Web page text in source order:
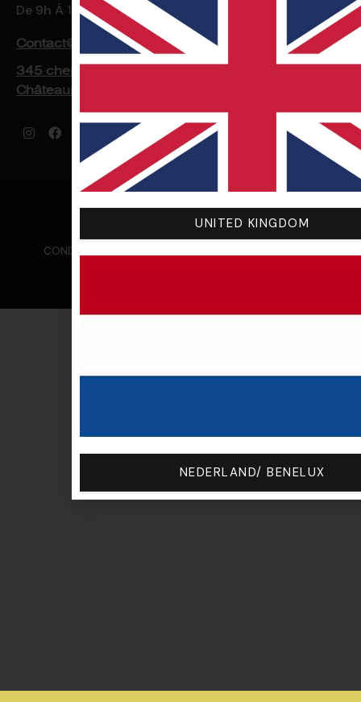
De 9h À 12h Et De 14h À 16h30
Contact@nologosport.com
345 chemin des petits Chassis, 26300
Châteauneuf-sur-Isère, France
© 2025 NOLOGO
MENTIONS LÉGALES
CONDITIONS GÉNÉRALES D’ACHAT ET D’UTILISATION
UNITED KINGDOM
NEDERLAND/ BENELUX